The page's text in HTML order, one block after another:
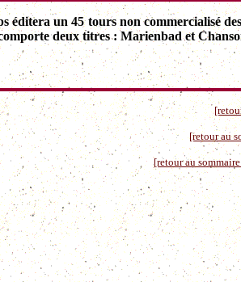
éditera un 45 tours non commercialisé
deux titres : Marienbad et
[retour au
[retour au